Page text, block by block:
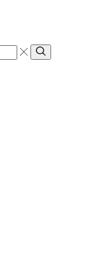
Search